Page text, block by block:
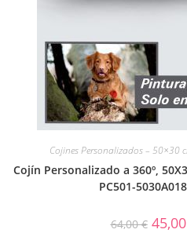
Cojines Personalizados – 50×30
Cojín Personalizado a 360º,
PC501-
64,00€ 45,00